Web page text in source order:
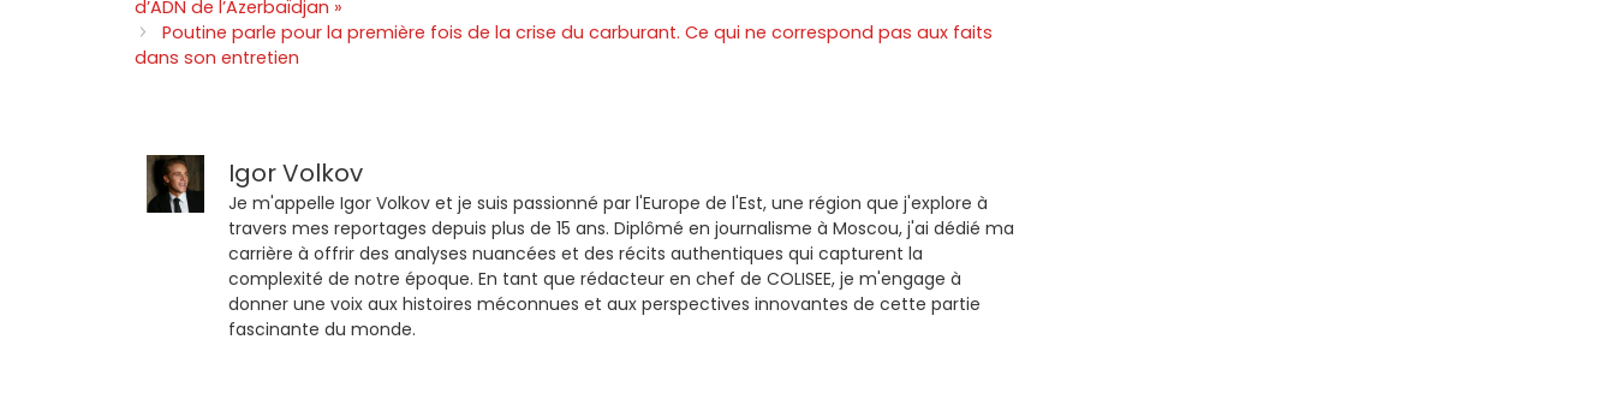
d’ADN de l’Azerbaïdjan »
Poutine parle pour la première fois de la crise du carburant. Ce qui ne correspond pas aux faits
dans son entretien
Igor Volkov
Je m'appelle Igor Volkov et je suis passionné par l'Europe de l'Est, une région que j'explore à
travers mes reportages depuis plus de 15 ans. Diplômé en journalisme à Moscou, j'ai dédié ma
carrière à offrir des analyses nuancées et des récits authentiques qui capturent la
complexité de notre époque. En tant que rédacteur en chef de COLISEE, je m'engage à
donner une voix aux histoires méconnues et aux perspectives innovantes de cette partie
fascinante du monde.